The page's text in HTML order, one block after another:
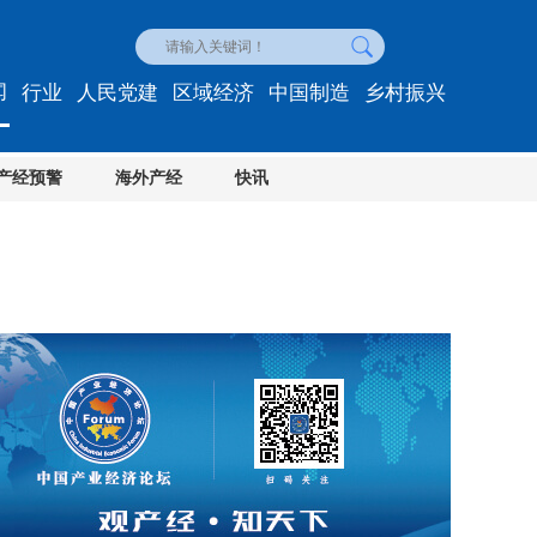
经预警 海外产经 快讯
行业 人民党建 区域经济 中国制造 乡村振兴